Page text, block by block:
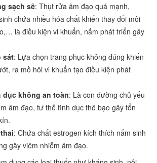
sạch sẽ: Thụt rửa âm đạo quá mạnh,
chứa nhiều hóa chất khiến thay đổi môi
là điều kiện vi khuẩn, nấm phát triển gây
sát: Lựa chọn trang phục không đúng khiến
ra mồ hôi vi khuẩn tạo điều kiện phát
dục không an toàn: Là con đường chủ yếu
âm đạo, tư thế tình dục thô bạo gây tổn
: Chứa chất estrogen kích thích nấm sinh
gây viêm nhiễm âm đạo.